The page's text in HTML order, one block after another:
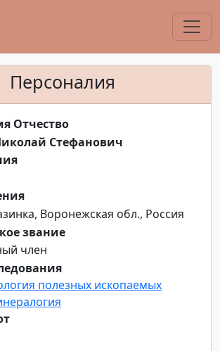
Персоналия
Отчество
Стефанович
Воронежская обл., Россия
звание
член
полезных ископаемых